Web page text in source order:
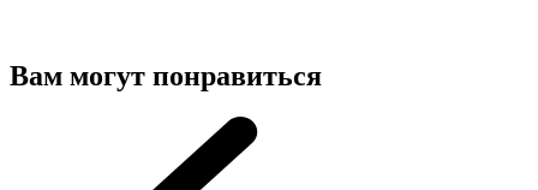
Вам могут понравиться